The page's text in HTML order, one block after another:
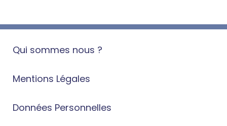
Qui sommes nous ?
Mentions Légales
Données Personnelles